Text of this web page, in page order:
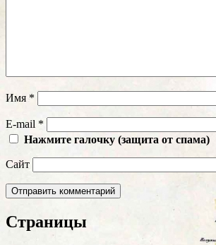
Имя *
E-mail *
Нажмите галочку (защита от спама)
Сайт
Страницы